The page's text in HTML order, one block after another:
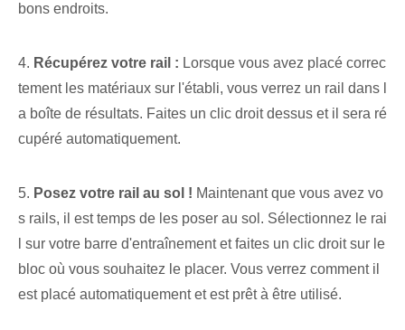
bons endroits.
4. Récupérez votre rail : Lorsque vous avez placé correc
tement les matériaux sur l'établi, vous verrez un rail dans l
a boîte de résultats. Faites un clic droit dessus et il sera ré
cupéré automatiquement.
5. Posez votre rail au sol ! Maintenant que vous avez vo
s rails, il est temps de les poser au sol. Sélectionnez le rai
l sur votre barre d'entraînement et faites un clic droit sur le
bloc où vous souhaitez le placer. Vous verrez comment il
est placé automatiquement et est prêt à être utilisé.